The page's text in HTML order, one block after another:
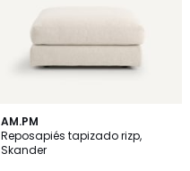
AM.PM
Reposapiés tapizado rizp,
Skander
2
Colores